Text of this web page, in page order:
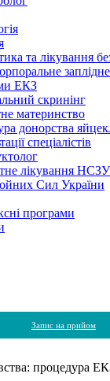
та лікування
ЕКЗ
скринінг
материнство
донорства
спеціалістів
лікування НСЗУ
Сил України
програми
Запис на прийом
процедура